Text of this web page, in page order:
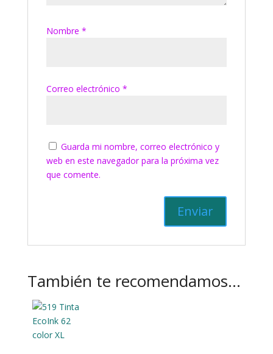
Nombre *
Correo electrónico *
Guarda mi nombre, correo electrónico y
web en este navegador para la próxima vez
que comente.
También te recomendamos…